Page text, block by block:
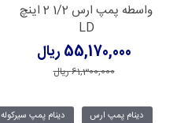
واسطه پمپ ارس 1/2 2 اینچ
LD
55,170,000 ریال
61,300,000 ریال
دینام پمپ ارس دینام پمپ سیرکوله